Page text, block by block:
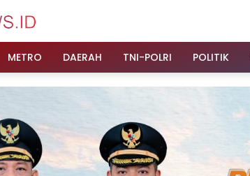
METRO DAERAH TNI-POLRI POLITIK